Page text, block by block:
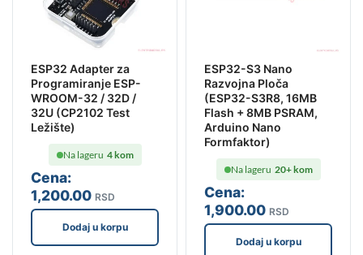
ESP32 Adapter za
Programiranje ESP-
WROOM-32 / 32D /
32U (CP2102 Test
Ležište)
Cena:
1,200.00 RSD
Na lageru 4 kom
Dodaj u korpu
ESP32-S3 Nano
Razvojna Ploča
(ESP32-S3R8, 16MB
Flash + 8MB PSRAM,
Arduino Nano
Formfaktor)
Cena:
1,900.00 RSD
Na lageru 20+ kom
Dodaj u korpu